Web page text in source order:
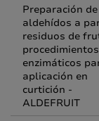
Preparación de
aldehídos a
residuos de
procedimientos
enzimáticos
aplicación en
curtición -
ALDEFRUIT